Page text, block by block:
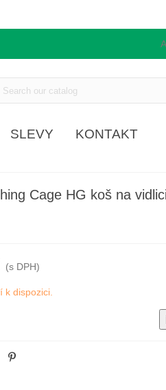
SLEVY KONTAKT
Cage HG koš na vidlici
(s DPH)
k dispozici.